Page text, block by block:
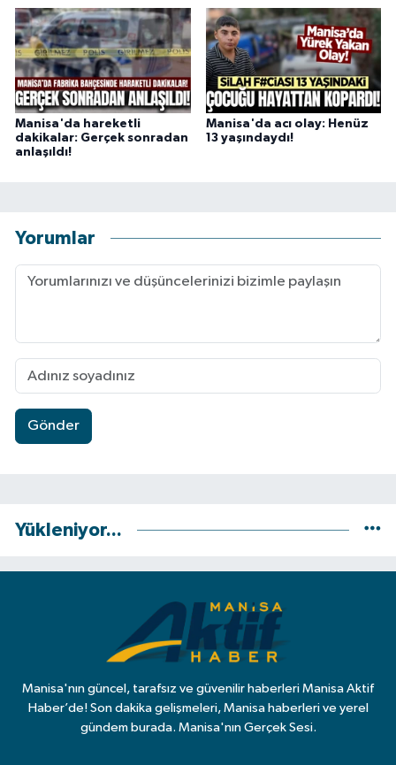
Manisa'da hareketli
dakikalar: Gerçek sonradan
anlaşıldı!
Manisa'da acı olay: Henüz
13 yaşındaydı!
Yorumlar
Gönder
Yükleniyor...
Manisa'nın güncel, tarafsız ve güvenilir haberleri Manisa Aktif
Haber’de! Son dakika gelişmeleri, Manisa haberleri ve yerel
gündem burada. Manisa'nın Gerçek Sesi.